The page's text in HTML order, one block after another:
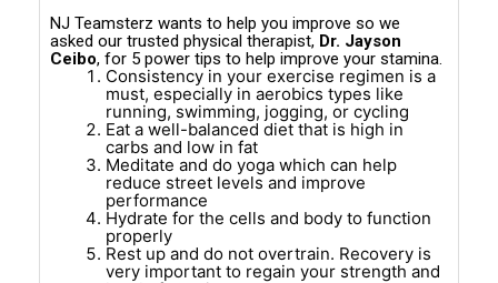
NJ Teamsterz wants to help you improve so we
asked our trusted physical therapist, Dr. Jayson
Ceibo, for 5 power tips to help improve your stamina.
Consistency in your exercise regimen is a
must, especially in aerobics types like
running, swimming, jogging, or cycling
Eat a well-balanced diet that is high in
carbs and low in fat
Meditate and do yoga which can help
reduce street levels and improve
performance
Hydrate for the cells and body to function
properly
Rest up and do not overtrain. Recovery is
very important to regain your strength and